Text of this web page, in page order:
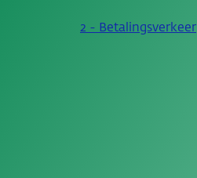
2 - Betalingsverkeer